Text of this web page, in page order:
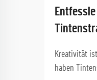
Kreativität
haben